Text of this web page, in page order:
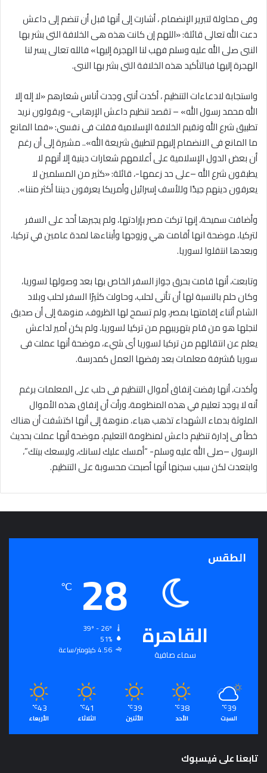
وفى محاولة لتبرير الإنضمام ، أشارت إلى أنها قبل أن تنضم إلى داعش
دعت الله تعالى قائلة: «اللهم إن كانت هذه هى الخلافة التى بشر بها
النبى صلى الله عليه وسلم فهب لنا الهجرة إليها» فالله تعالى يسر لنا
الهجرة إليها فبالتأكيد هذه الخلافة التى بشر بها النبى.
واستجابة لادعاءات التنظيم ، أكدت أننى وجدت أناس شعارهم «لا إله إلا
الله محمد رسول الله» – تقصد تنظيم داعش الإرهابى- ويقولون نريد
تطبيق شرع الله ونقيم الخلافة الإسلامية فقلت فى نفسى: «فما المانع
ما المانع فى الانضمام إليهم لتطبيق شريعة الله».. مشيرة إلى أن رغم
أن بعض الدول الإسلامية على أعلامهم شعارات دينية إلا أنهم لا
يطبقون شرع الله –على حد زعمها-، قائلة: «كثير من المسلمين لا
يعرفون دينهم جيدًا وللأسف إسرائيل وأمريكا يعرفون ديننا أكثر مننا».
وأضافت سميحة، إنها تركت مصر بإرادتها، ولم يجبرها أحد على السفر
لتركيا، موضحة انها أقامت هي وزوجها وأبناءها لمدة عامين في تركيا،
وبعدها انتقلوا لسوريا.
وتابعت، أنها قامت بحرق جواز السفر الخاص بها بعد وصولها لسوريا،
وكان حلم بالنسبة لها أن تأتى لحلب، وحاولت كثيرًا السفر لحلب وبلاد
الشام أثناء إقامتها بمصر، ولم تسمح لها الظروف، منوهة إلى أن صديق
لنجلها هو من قام بتهريبهم من تركيا لسوريا، ولم يكن أمير لداعش
يعلم عن انتقالهم من تركيا لسوريا أى شيء، موضحة أنها عملت فى
سوريا مُشرفة معلمات بعد رفضها العمل كمدرسة.
وأكدت، أنها رفضت إنفاق أموال التنظيم فى حلب على المعلمات برغم
أنه لا يوجد تعليم في هذه المنظومة، ورأت أن إنفاق هذه الأموال
الملوثة بدماء الشهداء تذهب هباء، منوهة إلى أنها اكتشفت أن هناك
خطأ فى إدارة تنظيم داعش لمنظومة التعليم، موضحة أنها عملت بحديث
الرسول –صلى الله عليه وسلم- “أمسك عليك لسانك، وليسعك بيتك”،
وابتعدت لكن سبب سجنها أنها أصبحت محسوبة على التنظيم.
الطقس
القاهرة
سماء صافية
28
℃
51%
4.56 كيلومتر/ساعة
39
℃
السبت
38
℃
الأحد
39
℃
الأثنين
41
℃
الثلاثاء
43
℃
الأربعاء
تابعنا على فيسبوك